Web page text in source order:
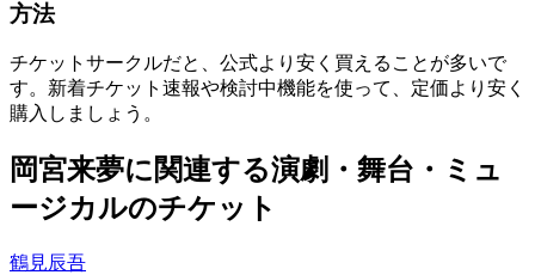
方法
チケットサークルだと、公式より安く買えることが多いで
す。新着チケット速報や検討中機能を使って、定価より安く
購入しましょう。
岡宮来夢に関連する演劇・舞台・ミュ
ージカルのチケット
鶴見辰吾